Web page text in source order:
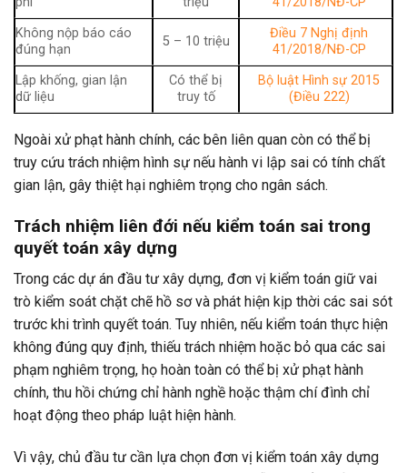
Không nộp báo cáo
đúng hạn
5 – 10 triệu
Điều 7 Nghị định
41/2018/NĐ-CP
Lập khống, gian lận
dữ liệu
Có thể bị
truy tố
Bộ luật Hình sự 2015
(Điều 222)
Ngoài xử phạt hành chính, các bên liên quan còn có thể bị
truy cứu trách nhiệm hình sự nếu hành vi lập sai có tính chất
gian lận, gây thiệt hại nghiêm trọng cho ngân sách.
Trách nhiệm liên đới nếu kiểm toán sai trong
quyết toán xây dựng
Trong các dự án đầu tư xây dựng, đơn vị kiểm toán giữ vai
trò kiểm soát chặt chẽ hồ sơ và phát hiện kịp thời các sai sót
trước khi trình quyết toán. Tuy nhiên, nếu kiểm toán thực hiện
không đúng quy định, thiếu trách nhiệm hoặc bỏ qua các sai
phạm nghiêm trọng, họ hoàn toàn có thể bị xử phạt hành
chính, thu hồi chứng chỉ hành nghề hoặc thậm chí đình chỉ
hoạt động theo pháp luật hiện hành.
Vì vậy, chủ đầu tư cần lựa chọn đơn vị kiểm toán xây dựng